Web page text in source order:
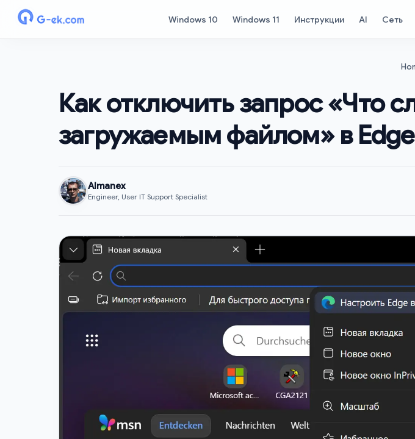
Windows 10 Windows 11 Инструкции AI Сеть
Как отключить запрос «Что
загружаемым файлом» в Edge
Almanex
Engineer, User IT Support Specialist